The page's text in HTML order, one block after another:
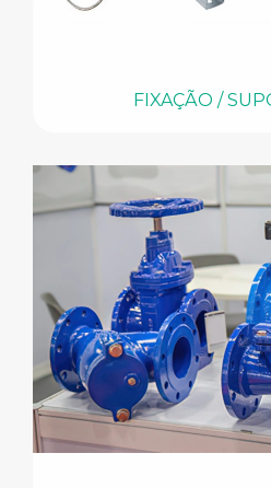
FIXAÇÃO /